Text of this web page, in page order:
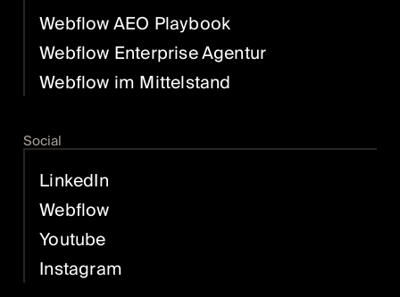
Webflow AEO Playbook
Webflow Enterprise Agentur
Webflow im Mittelstand
Social
LinkedIn
Webflow
Youtube
Instagram